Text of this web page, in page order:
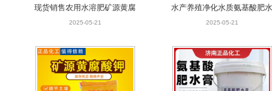
酸钾 甘蔗糖蜜粉矿源黄腐殖酸
钾
2025-05-21
膏 青苔护草促根 氨基酸肥水
膏
2025-05-21